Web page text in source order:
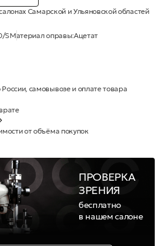
Самарской и Ульяновской областей
SМатериал оправы:Ацетат
самовывозе и оплате товара
от объёма покупок
ПРОВЕРКА
ЗРЕНИЯ
бесплатно
в нашем салоне